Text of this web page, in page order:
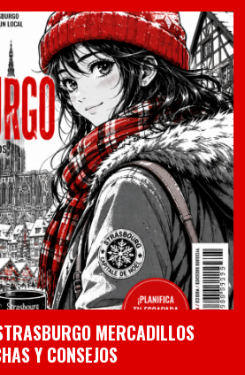
MERCADILLOS
Y CONSEJOS